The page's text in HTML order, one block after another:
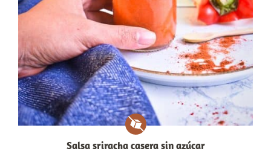
Salsa sriracha casera sin azúcar